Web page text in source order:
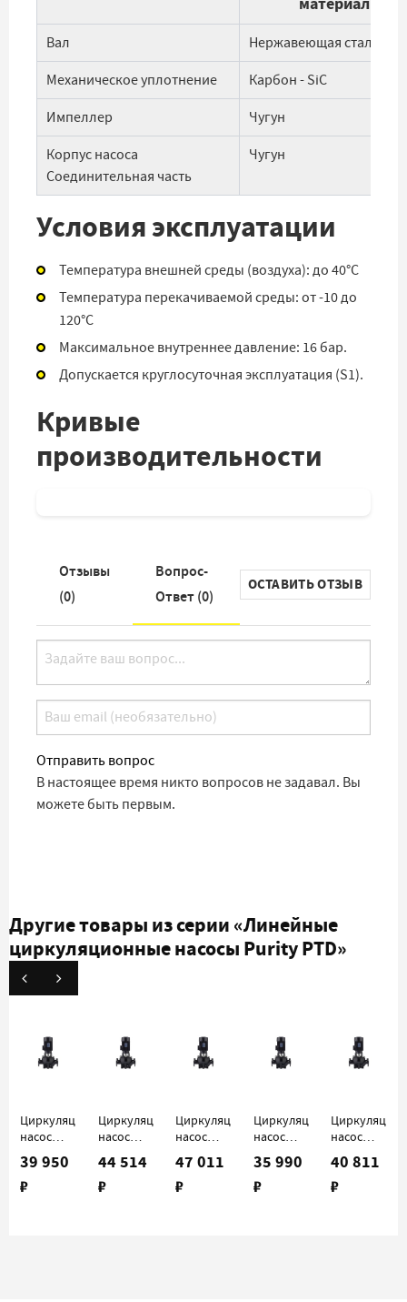
Вал Нержавеющая сталь
Механическое уплотнение Карбон - SiC
Импеллер Чугун
Корпус насоса
Соединительная часть
Чугун
Условия эксплуатации
Температура внешней среды (воздуха): до 40°С
Температура перекачиваемой среды: от -10 до
120°С
Максимальное внутреннее давление: 16 бар.
Допускается круглосуточная эксплуатация (S1).
Кривые
производительности
Отзывы
(0)
Вопрос-
Ответ (0)
ОСТАВИТЬ ОТЗЫВ
Отправить вопрос
В настоящее время никто вопросов не задавал. Вы
можете быть первым.
Другие товары из серии«Линейные
циркуляционные насосы Purity PTD»
Циркуляционный
насос
PTD 32-
18/2
39 950
₽
Циркуляционный
насос
PTD 32-
21/2
44 514
₽
Циркуляционный
насос
PTD 32-
26/2
47 011
₽
Циркуляционный
насос
PTD 40-
16/2
35 990
₽
насос
PTD 40-
21/2
40 811
₽